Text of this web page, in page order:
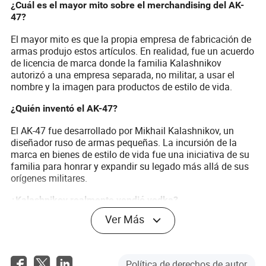
¿Cuál es el mayor mito sobre el merchandising del AK-
47?
El mayor mito es que la propia empresa de fabricación de
armas produjo estos artículos. En realidad, fue un acuerdo
de licencia de marca donde la familia Kalashnikov
autorizó a una empresa separada, no militar, a usar el
nombre y la imagen para productos de estilo de vida.
¿Quién inventó el AK-47?
El AK-47 fue desarrollado por Mikhail Kalashnikov, un
diseñador ruso de armas pequeñas. La incursión de la
marca en bienes de estilo de vida fue una iniciativa de su
familia para honrar y expandir su legado más allá de sus
orígenes militares.
¿Kalashnikov realmente vendió vodka?
Sí. Como parte de su licencia de marca, se produjo una
línea de vodka premium, embotellada famosamente en
colección popular.
Ver Más